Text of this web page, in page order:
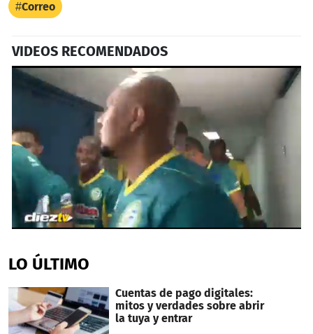
Correo
VIDEOS RECOMENDADOS
of
33
LO ÚLTIMO
Cuentas de pago digitales:
mitos y verdades sobre abrir
la tuya y entrar